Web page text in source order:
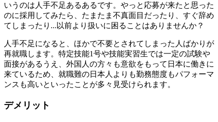
いうのは人手不足あるあるです。やっと応募が来たと思った
のに採用してみたら、たまたま不真面目だったり、すぐ辞め
てしまったり...以前より扱いに困ることはありませんか？
人手不足になると、ほかで不要とされてしまった人ばかりが
再就職します。特定技能1号や技能実習生では一定の試験や
面接があるうえ、外国人の方々も意欲をもって日本に働きに
来ているため、就職難の日本人よりも勤務態度もパフォーマ
ンスも高いといったことが多々見受けられます。
デメリット